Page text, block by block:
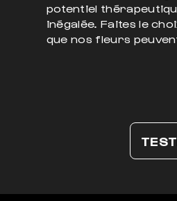
potentiel
inégalée. Faites le
que nos fleurs